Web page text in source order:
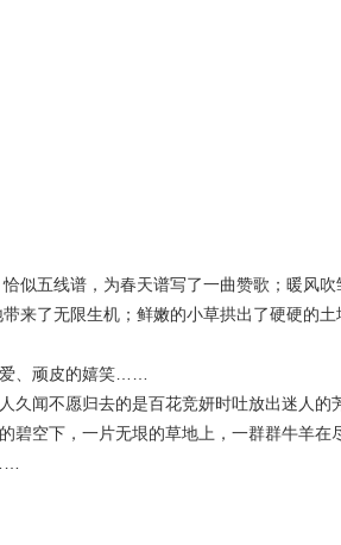
五线谱，为春天谱写了一曲赞歌；暖风吹
来了无限生机；鲜嫩的小草拱出了硬硬的土
、顽皮的嬉笑……
久闻不愿归去的是百花竞妍时吐放出迷人的
空下，一片无垠的草地上，一群群牛羊在